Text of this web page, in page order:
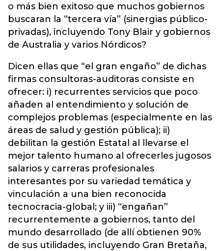
o más bien exitoso que muchos gobiernos
buscaran la “tercera vía” (sinergias público-
privadas), incluyendo Tony Blair y gobiernos
de Australia y varios Nórdicos?
Dicen ellas que “el gran engaño” de dichas
firmas consultoras-auditoras consiste en
ofrecer: i) recurrentes servicios que poco
añaden al entendimiento y solución de
complejos problemas (especialmente en las
áreas de salud y gestión pública); ii)
debilitan la gestión Estatal al llevarse el
mejor talento humano al ofrecerles jugosos
salarios y carreras profesionales
interesantes por su variedad temática y
vinculación a una bien reconocida
tecnocracia-global; y iii) “engañan”
recurrentemente a gobiernos, tanto del
mundo desarrollado (de allí obtienen 90%
de sus utilidades, incluyendo Gran Bretaña,